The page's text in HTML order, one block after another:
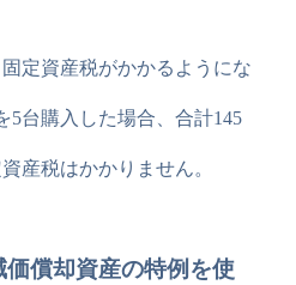
定資産税がかかるようにな
5台購入した場合、合計145
産税はかかりません。
償却資産の特例を使